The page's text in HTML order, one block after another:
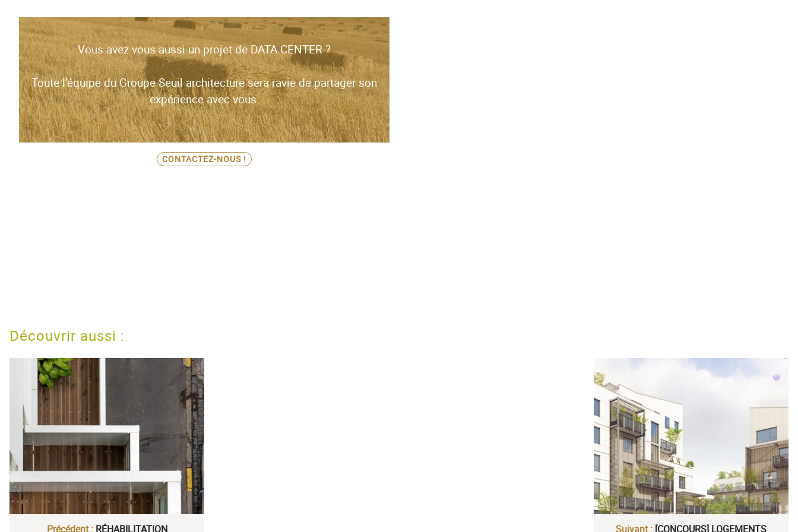
Vous avez vous aussi un projet de DATA CENTER ?
Toute l’équipe du Groupe Seuil architecture sera ravie de partager son
expérience avec vous.
CONTACTEZ-NOUS !
Découvrir aussi :
Précédent : RÉHABILITATION Suivant : [CONCOURS] LOGEMENTS